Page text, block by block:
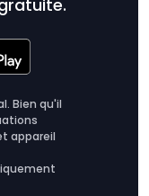
Bien qu'il
appareil